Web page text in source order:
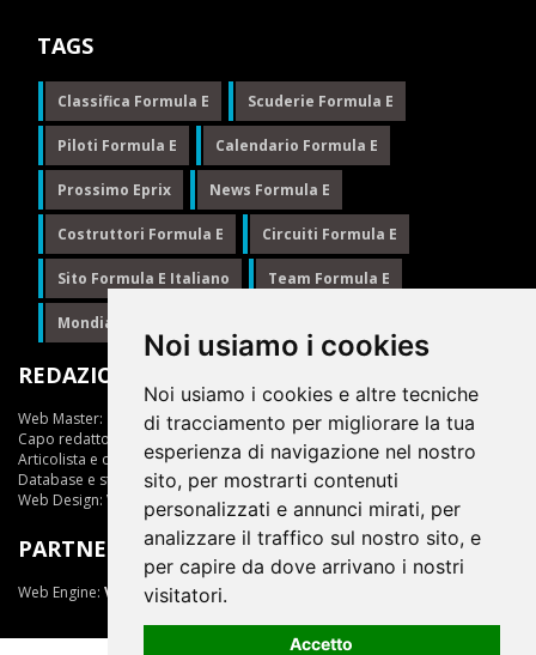
Noi usiamo i cookies
Noi usiamo i cookies e altre tecniche
di tracciamento per migliorare la tua
esperienza di navigazione nel nostro
sito, per mostrarti contenuti
personalizzati e annunci mirati, per
analizzare il traffico sul nostro sito, e
per capire da dove arrivano i nostri
visitatori.
Accetto
TAGS
Classifica Formula E Scuderie Formula E
Piloti Formula E Calendario Formula E
Prossimo Eprix News Formula E
Costruttori Formula E Circuiti Formula E
Sito Formula E Italiano Team Formula E
Mondiale Formula E
REDAZIONE
Web Master:
Ing.Daniele Muscarella
Capo redattore:
Articolista e opinionista:Giuseppe Cianci
Database e statistiche:Marcella Toschi
Web Design: Vittorio Arena
PARTNER
Web Engine: ViDa 3.0